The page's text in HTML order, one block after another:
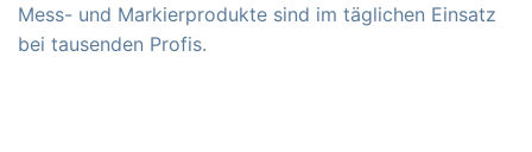
Mess- und Markierprodukte sind im täglichen Einsatz
bei tausenden Profis.